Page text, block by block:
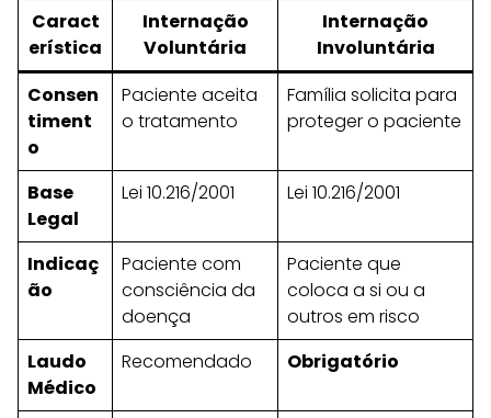
Caract
erística
Internação
Voluntária
Internação
Involuntária
Consen
timent
o
Paciente aceita
o tratamento
Família solicita para
proteger o paciente
Base
Legal
Lei 10.216/2001 Lei 10.216/2001
Indicaç
ão
Paciente com
consciência da
doença
Paciente que
coloca a si ou a
outros em risco
Laudo
Médico
Recomendado Obrigatório